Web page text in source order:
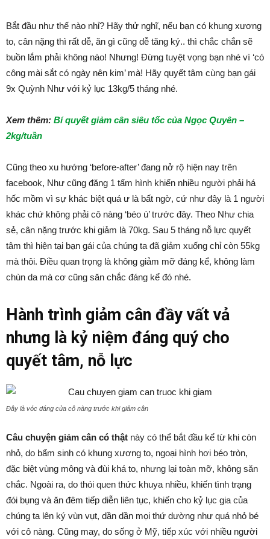
Bắt đầu như thế nào nhỉ? Hãy thử nghĩ, nếu bạn có khung xương
to, cân nặng thì rất dễ, ăn gì cũng dễ tăng ký.. thì chắc chắn sẽ
buồn lắm phải không nào! Nhưng! Đừng tuyệt vọng bạn nhé vì ‘có
công mài sắt có ngày nên kim’ mà! Hãy quyết tâm cùng bạn gái
9x Quỳnh Như với kỷ lục 13kg/5 tháng nhé.
Xem thêm: Bí quyết giảm cân siêu tốc của Ngọc Quyên –
2kg/tuần
Cũng theo xu hướng ‘before-after’ đang nở rộ hiện nay trên
facebook, Như cũng đăng 1 tấm hình khiến nhiều người phải há
hốc mồm vì sự khác biệt quá ư là bất ngờ, cứ như đây là 1 người
khác chứ không phải cô nàng ‘béo ú’ trước đây. Theo Như chia
sẻ, cân nặng trước khi giảm là 70kg. Sau 5 tháng nỗ lực quyết
tâm thì hiện tại bạn gái của chúng ta đã giảm xuống chỉ còn 55kg
mà thôi. Điều quan trọng là không giảm mỡ đáng kể, không làm
chùn da mà cơ cũng săn chắc đáng kể đó nhé.
Hành trình giảm cân đầy vất vả
nhưng là kỷ niệm đáng quý cho
quyết tâm, nỗ lực
Đây là vóc dáng của cô nàng trước khi giảm cân
Câu chuyện giảm cân có thật này có thể bắt đầu kể từ khi còn
nhỏ, do bẩm sinh có khung xương to, ngoại hình hơi béo tròn,
đặc biệt vùng mông và đùi khá to, nhưng lại toàn mỡ, không săn
chắc. Ngoài ra, do thói quen thức khuya nhiều, khiến tình trạng
đói bụng và ăn đêm tiếp diễn liên tục, khiến cho kỷ lục gia của
chúng ta lên ký vùn vụt, dần dần mọi thứ dường như quá nhỏ bé
với cô nàng. Cũng may, do sống ở Mỹ, tiếp xúc với nhiều người